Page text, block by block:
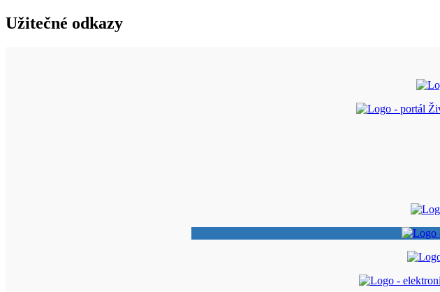
Užitečné odkazy